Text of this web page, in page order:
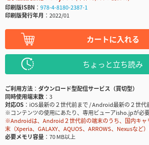
印刷版ISBN
978-4-8180-2387-1
印刷版発行年月
2022/01
カートに入れる
ちょっと立ち読み
ご利用方法
ダウンロード型配信サービス（買切型）
同時使用端末数
3
対応OS
iOS最新の２世代前まで / Android最新の２世代
※コンテンツの使用にあたり、専用ビューアisho.jpが必
※Androidは、Android２世代前の端末のうち、国内キャ
末（Xperia、GALAXY、AQUOS、ARROWS、Nexusなど
必要メモリ容量
70 MB以上